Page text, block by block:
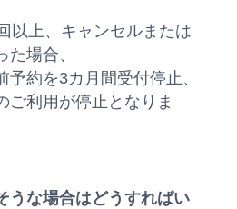
以上、キャンセルまたは
場合、
予約を3カ月間受付停止、
ご利用が停止となりま
うな場合はどうすればい